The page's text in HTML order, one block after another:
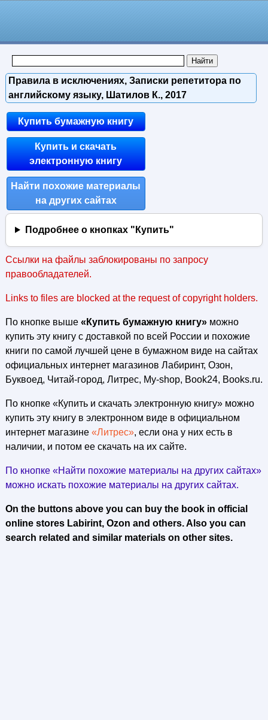
Правила в исключениях, Записки репетитора по
английскому языку, Шатилов К., 2017
Купить бумажную книгу
Купить и скачать
электронную книгу
Найти похожие материалы
на других сайтах
Подробнее о кнопках "Купить"
Ссылки на файлы заблокированы по запросу
правообладателей.
Links to files are blocked at the request of copyright holders.
По кнопке выше «Купить бумажную книгу»можно
купить эту книгу с доставкой по всей России и похожие
книги по самой лучшей цене в бумажном виде на сайтах
официальных интернет магазинов Лабиринт, Озон,
Буквоед, Читай-город, Литрес, My-shop, Book24, Books.ru.
По кнопке «Купить и скачать электронную книгу» можно
купить эту книгу в электронном виде в официальном
интернет магазине «Литрес», если она у них есть в
наличии, и потом ее скачать на их сайте.
По кнопке «Найти похожие материалы на других сайтах»
можно искать похожие материалы на других сайтах.
On the buttons above you can buy the book in official
online stores Labirint, Ozon and others. Also you can
search related and similar materials on other sites.